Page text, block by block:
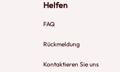
Helfen
FAQ
Rückmeldung
Kontaktieren Sie uns